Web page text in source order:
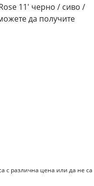
11' черно / сиво /
да получите
с различна цена или да не са